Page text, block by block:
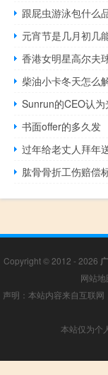
跟屁虫游泳包什么
元宵节是几月初几
香港女明星高尔夫
柴油小卡冬天怎么
书面offer的多久发
过年给老丈人拜年
肱骨骨折工伤赔偿
Copyright © 2012 - 2026
网站地
声明：本站内容来自互联
本站仅为个